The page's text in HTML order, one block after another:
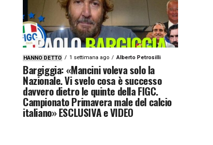
HANNO DETTO 1 settimana ago Alberto Petrosilli
Bargiggia: «Mancini voleva solo la
Nazionale. Vi svelo cosa è successo
davvero dietro le quinte della FIGC.
Campionato Primavera male del calcio
italiano» ESCLUSIVA e VIDEO